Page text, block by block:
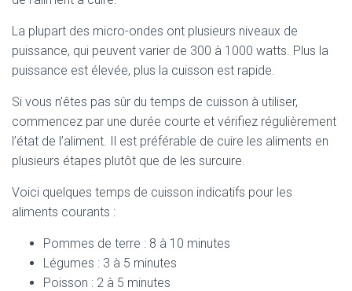
La plupart des micro-ondes ont plusieurs niveaux de
puissance, qui peuvent varier de 300 à 1000 watts. Plus la
puissance est élevée, plus la cuisson est rapide.
Si vous n’êtes pas sûr du temps de cuisson à utiliser,
commencez par une durée courte et vérifiez régulièrement
l’état de l’aliment. Il est préférable de cuire les aliments en
plusieurs étapes plutôt que de les surcuire.
Voici quelques temps de cuisson indicatifs pour les
aliments courants :
Pommes de terre : 8 à 10 minutes
Légumes : 3 à 5 minutes
Poisson : 2 à 5 minutes